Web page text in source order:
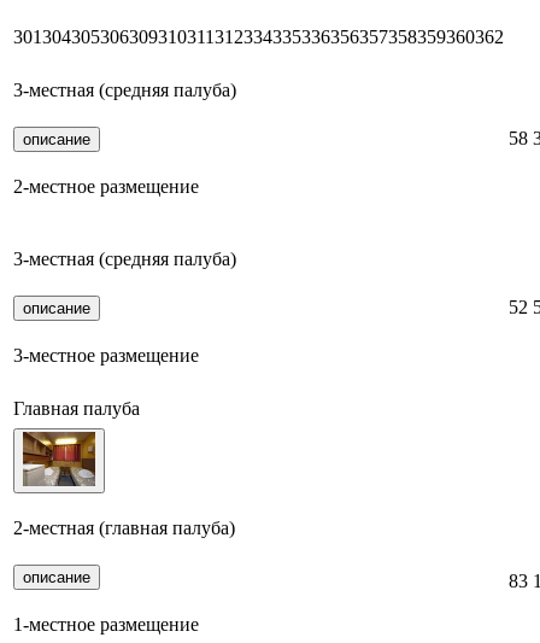
301304305306309310311312334335336356357358359360362
3-местная (средняя палуба)
описание
2-местное размещение
58
3-местная (средняя палуба)
описание
3-местное размещение
52
Главная палуба
2-местная (главная палуба)
описание
1-местное размещение
83